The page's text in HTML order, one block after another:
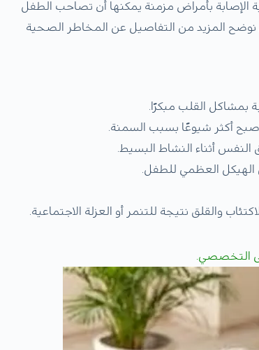
الإصابة بأمراض مزمنة يمكنها أن تصاحب الطفل
نوضح المزيد من التفاصيل عن المخاطر الصحية
بمشاكل القلب مبكرًا.
أصبح أكثر شيوعًا بسبب السمنة.
أثناء النشاط البسيط.
الهيكل العظمي للطفل.
والقلق نتيجة للتنمر أو العزلة الاجتماعية.
التخصصي.